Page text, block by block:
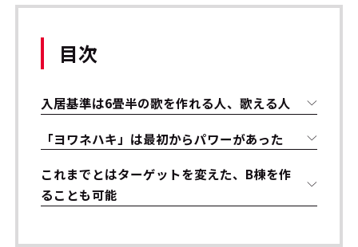
目次
入居基準は6畳半の歌を作れる人、歌える人
「ヨワネハキ」は最初からパワーがあった
これまでとはターゲットを変えた、B棟を作
ることも可能